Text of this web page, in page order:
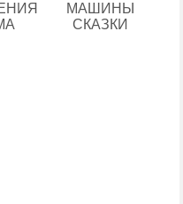
МАШИНЫ
СКАЗКИ